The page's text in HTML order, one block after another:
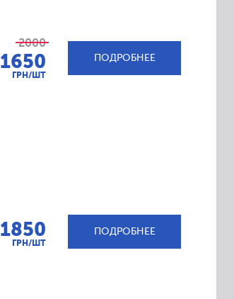
2000
1650
ГРН/ШТ
ПОДРОБНЕЕ
1850
ГРН/ШТ
ПОДРОБНЕЕ